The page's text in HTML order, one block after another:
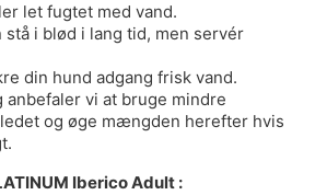
let fugtet med vand.
stå i blød i lang tid, men servér
din hund adgang frisk vand.
anbefaler vi at bruge mindre
og øge mængden herefter hvis
Iberico Adult :